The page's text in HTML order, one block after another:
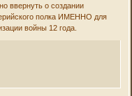
ввернуть о создании
полка ИМЕННО для
войны 12 года.